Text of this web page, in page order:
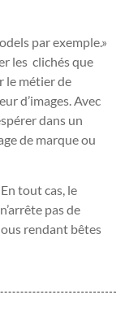
par exemple.»
les clichés que
le métier de
d’images. Avec
dans un
de marque ou
tout cas, le
pas de
rendant bêtes